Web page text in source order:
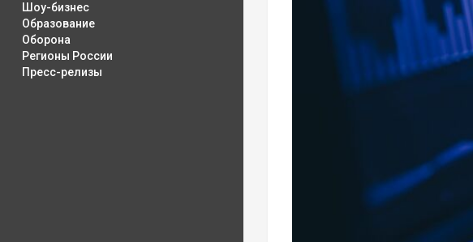
Шоу-бизнес
Образование
Оборона
Регионы России
Пресс-релизы